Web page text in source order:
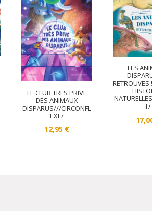
LE CLUB TRES PRIVE
DES ANIMAUX
DISPARUS///CIRCONFL
EXE/
12,95 €
LES
RETROUVES
T/